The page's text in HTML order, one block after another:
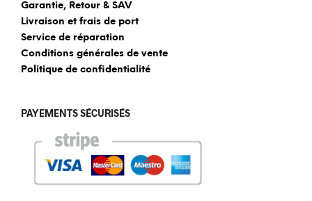
Garantie, Retour & SAV
Livraison et frais de port
Service de réparation
Conditions générales de vente
Politique de confidentialité
PAYEMENTS SÉCURISÉS